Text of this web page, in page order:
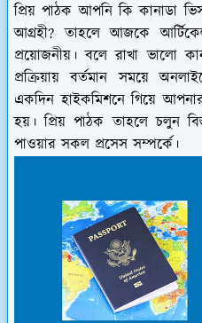
প্রিয় পাঠক আপনি কি কানাডা
আগ্রহী? তাহলে আজকে
প্রয়োজনীয়। বলে রাখা ভালো
প্রক্রিয়ায় বর্তমান সময়ে
একদিন হাইকমিশনে গিয়ে
হয়। প্রিয় পাঠক তাহলে চলুন
পাওয়ার সকল প্রসেস সম্পর্কে।